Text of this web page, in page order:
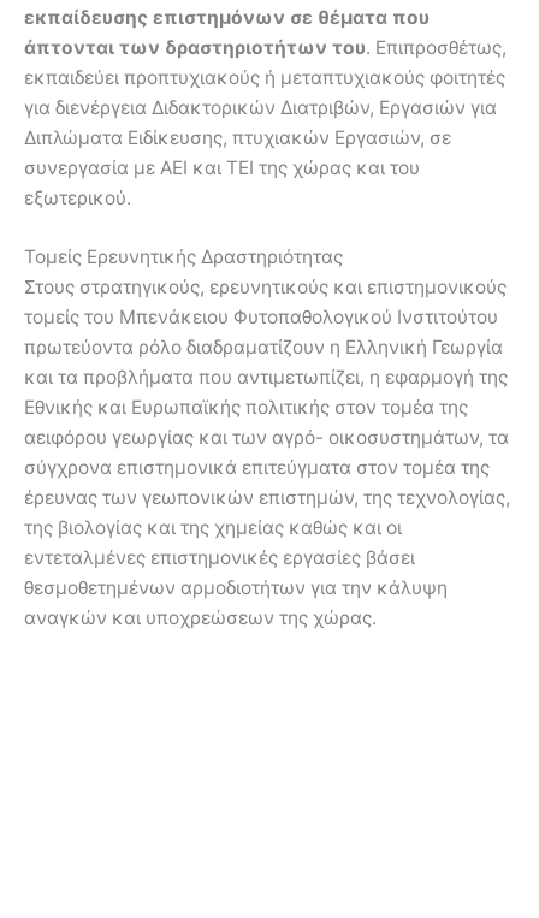
εκπαίδευσης επιστημόνων σε θέματα που
άπτονται των δραστηριοτήτων του. Επιπροσθέτως,
εκπαιδεύει προπτυχιακούς ή μεταπτυχιακούς φοιτητές
για διενέργεια Διδακτορικών Διατριβών, Εργασιών για
Διπλώματα Ειδίκευσης, πτυχιακών Εργασιών, σε
συνεργασία με ΑΕΙ και ΤΕΙ της χώρας και του
εξωτερικού.
Τομείς Ερευνητικής Δραστηριότητας
Στους στρατηγικούς, ερευνητικούς και επιστημονικούς
τομείς του Μπενάκειου Φυτοπαθολογικού Ινστιτούτου
πρωτεύοντα ρόλο διαδραματίζουν η Ελληνική Γεωργία
και τα προβλήματα που αντιμετωπίζει, η εφαρμογή της
Εθνικής και Ευρωπαϊκής πολιτικής στον τομέα της
αειφόρου γεωργίας και των αγρό- οικοσυστημάτων, τα
σύγχρονα επιστημονικά επιτεύγματα στον τομέα της
έρευνας των γεωπονικών επιστημών, της τεχνολογίας,
της βιολογίας και της χημείας καθώς και οι
εντεταλμένες επιστημονικές εργασίες βάσει
θεσμοθετημένων αρμοδιοτήτων για την κάλυψη
αναγκών και υποχρεώσεων της χώρας.